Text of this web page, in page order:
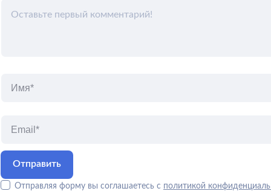
Отправляя форму вы соглашаетесь с политикой